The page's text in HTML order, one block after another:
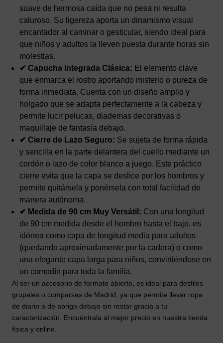
suave de hermosa caída que no pesa ni resulta
caluroso. Su ligereza aporta un dinamismo visual
encantador al caminar o gesticular, siendo ideal para
que niños y adultos la lleven puesta durante horas sin
molestias.
✔ Capucha Integrada Clásica: El elemento clave
que enmarca el rostro aportando misterio o pureza de
forma inmediata. Cuenta con un diseño amplio y
holgado que se adapta perfectamente a la cabeza y
permite lucir pelucas, diademas decorativas o
maquillaje de fantasía debajo.
✔ Cierre de Lazo Seguro: Se sujeta de forma rápida
y sencilla en la parte delantera del cuello mediante un
cordón o lazo de color blanco a juego. Este práctico
cierre evita que la capa se deslice por los hombros y
permite quitársela y ponérsela con total facilidad de
manera autónoma.
✔ Medida de 90 cm Muy Versátil: Con una longitud
de 90 cm medida desde el hombro hasta el bajo, es
idónea como capa de longitud media para adultos
(quedando aproximadamente por la cadera) o como
una elegante capa larga para niños, convirtiéndose en
un comodín para toda la familia.
Al ser un accesorio de formato abierto, es ideal para desfiles
grupales o comparsas de Madrid, ya que permite llevar ropa
de diario o de abrigo debajo sin restar gracia a tu
caracterización. Encuéntrala al mejor precio en nuestra tienda
física y online.